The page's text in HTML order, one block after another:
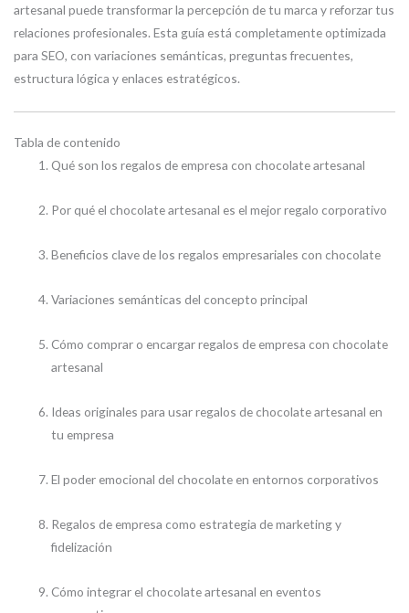
artesanal puede transformar la percepción de tu marca y reforzar tus
relaciones profesionales. Esta guía está completamente optimizada
para SEO, con variaciones semánticas, preguntas frecuentes,
estructura lógica y enlaces estratégicos.
Tabla de contenido
Qué son los regalos de empresa con chocolate artesanal
Por qué el chocolate artesanal es el mejor regalo corporativo
Beneficios clave de los regalos empresariales con chocolate
Variaciones semánticas del concepto principal
Cómo comprar o encargar regalos de empresa con chocolate
artesanal
Ideas originales para usar regalos de chocolate artesanal en
tu empresa
El poder emocional del chocolate en entornos corporativos
Regalos de empresa como estrategia de marketing y
fidelización
Cómo integrar el chocolate artesanal en eventos